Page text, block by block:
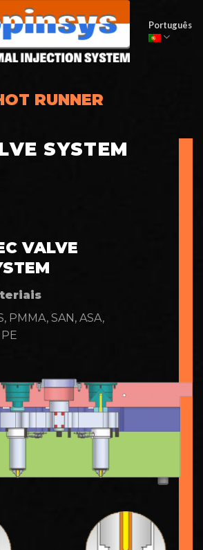
Português
RUNNER
SYSTEM
VALVE
PMMA, SAN, ASA,